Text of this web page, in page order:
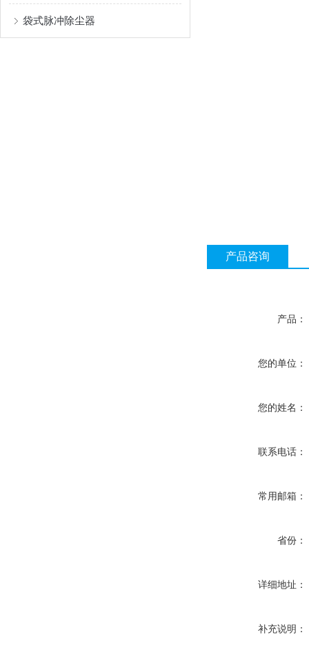
袋式脉冲除尘器
产品咨询
产品：
您的单位：
您的姓名：
联系电话：
常用邮箱：
省份：
详细地址：
补充说明：